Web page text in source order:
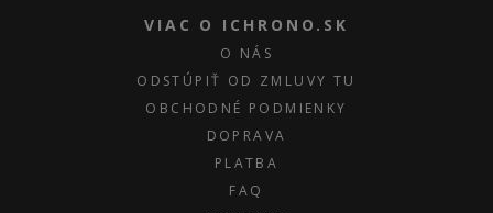
VIAC O ICHRONO.SK
O NÁS
ODSTÚPIŤ OD ZMLUVY TU
OBCHODNÉ PODMIENKY
DOPRAVA
PLATBA
FAQ